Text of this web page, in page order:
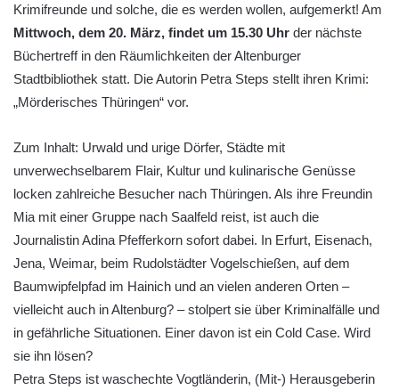
Krimifreunde und solche, die es werden wollen, aufgemerkt! Am
Mittwoch, dem 20. März, findet um 15.30 Uhr der nächste
Büchertreff in den Räumlichkeiten der Altenburger
Stadtbibliothek statt. Die Autorin Petra Steps stellt ihren Krimi:
„Mörderisches Thüringen“ vor.
Zum Inhalt: Urwald und urige Dörfer, Städte mit
unverwechselbarem Flair, Kultur und kulinarische Genüsse
locken zahlreiche Besucher nach Thüringen. Als ihre Freundin
Mia mit einer Gruppe nach Saalfeld reist, ist auch die
Journalistin Adina Pfefferkorn sofort dabei. In Erfurt, Eisenach,
Jena, Weimar, beim Rudolstädter Vogelschießen, auf dem
Baumwipfelpfad im Hainich und an vielen anderen Orten –
vielleicht auch in Altenburg? – stolpert sie über Kriminalfälle und
in gefährliche Situationen. Einer davon ist ein Cold Case. Wird
sie ihn lösen?
Petra Steps ist waschechte Vogtländerin, (Mit-) Herausgeberin